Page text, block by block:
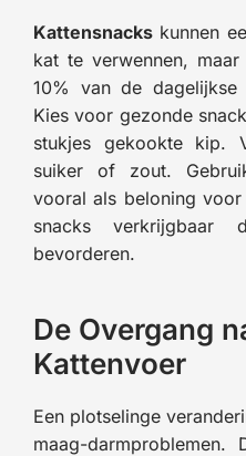
Kattensnacks kunnen
kat te verwennen,
10% van de dagelijkse
Kies voor gezonde
stukjes gekookte kip.
suiker of zout.
vooral als beloning
snacks verkrijgbaar
bevorderen.
De Overgang
Kattenvoer
Een plotselinge
maag-